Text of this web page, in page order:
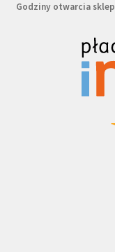
Godziny otwarcia